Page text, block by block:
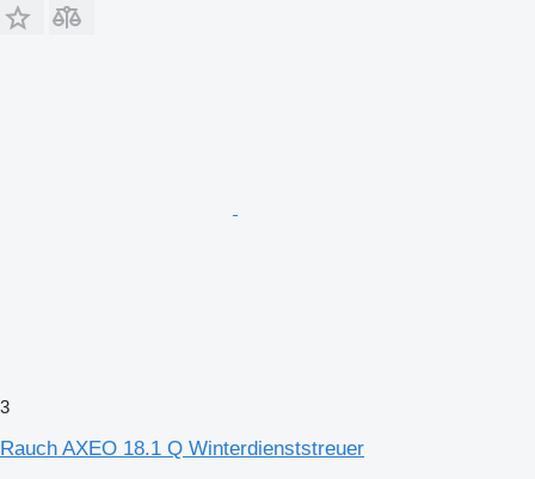
3
Rauch AXEO 18.1 Q Winterdienststreuer